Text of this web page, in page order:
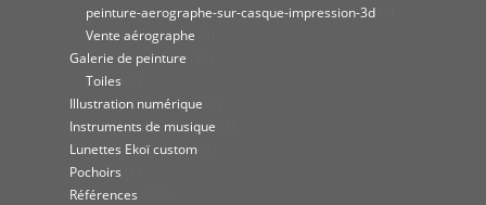
peinture-aerographe-sur-casque-impression-3d
Vente aérographe
Galerie de peinture
Toiles
Illustration numérique
Instruments de musique
Lunettes Ekoï custom
Pochoirs
Références